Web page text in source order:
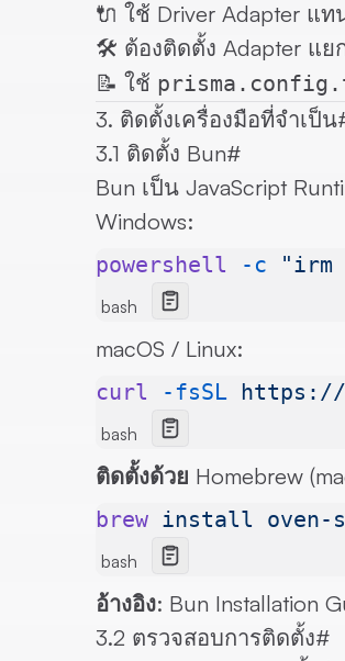
🔌 ใช้ Driver Adapter แท
🛠️ ต้องติดตั้ง Adapter แย
📝 ใช้
3. ติดตั้งเครื่องมือที่จำเป็น
3.1 ติดตั้ง Bun#
Bun เป็น JavaScript
Windows:
powershell -c "irm
bash
macOS / Linux:
curl -fsSL
bash
ติดตั้งด้วย Homebrew
brew install oven-
bash
อ้างอิง: Bun Installation
3.2 ตรวจสอบการติดตั้ง#